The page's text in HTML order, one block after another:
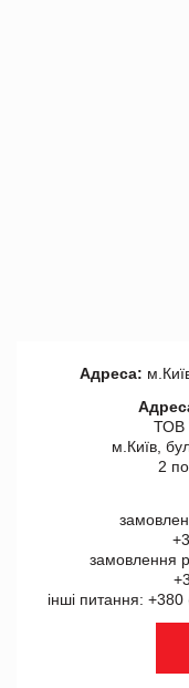
Адреса:
ТОВ
м.Київ,
2
замовлення
інші питання: